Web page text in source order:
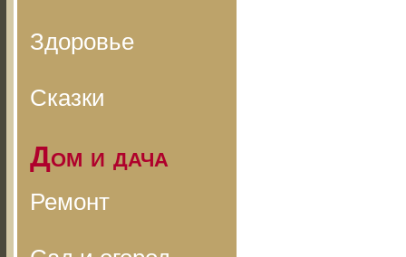
Здоровье
Сказки
Дом и дача
Ремонт